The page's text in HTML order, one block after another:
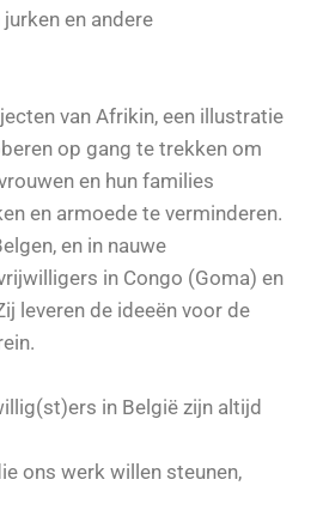
en andere
van Afrikin, een illustratie
op gang te trekken om
en hun families
en armoede te verminderen.
en in nauwe
in Congo (Goma) en
leveren de ideeën voor de
in België zijn altijd
ons werk willen steunen,